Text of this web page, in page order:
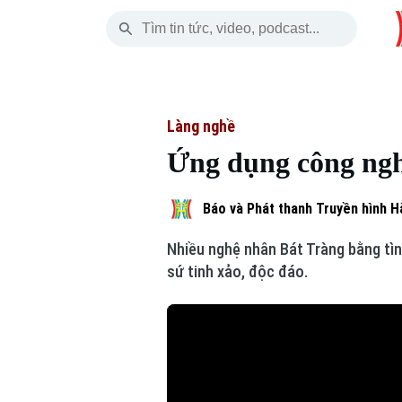
Chính trị
Xã hội
An ninh trật tự
Người Hà Nội
Khoảnh khắc Hà
Ẩm thực
Quân sự
Hồ sơ
Người
Làng nghề
Ứng dụng công
Báo và Phát thanh Truyền hình
Nhiều nghệ nhân Bát Tràng bằng
sứ tinh xảo, độc đáo.